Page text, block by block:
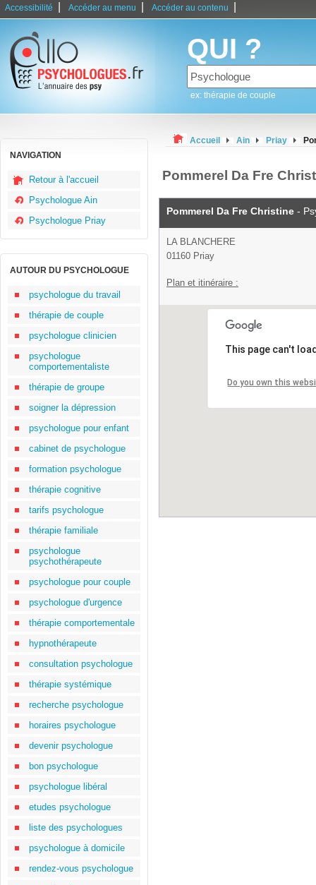
Accessibilité Accéder au menu Accéder au contenu
QUI ?
ex: thérapie de couple
NAVIGATION
Retour à l'accueil
Psychologue Ain
Psychologue Priay
AUTOUR DU PSYCHOLOGUE
psychologue du travail
thérapie de couple
psychologue clinicien
psychologue
comportementaliste
thérapie de groupe
soigner la dépression
psychologue pour enfant
cabinet de psychologue
formation psychologue
thérapie cognitive
tarifs psychologue
thérapie familiale
psychologue
psychothérapeute
psychologue pour couple
psychologue d'urgence
thérapie comportementale
hypnothérapeute
consultation psychologue
thérapie systémique
recherche psychologue
horaires psychologue
devenir psychologue
bon psychologue
psychologue libéral
etudes psychologue
liste des psychologues
psychologue à domicile
rendez-vous psychologue
Accueil Ain Priay
Pommerel Da Fre
Pommerel Da Fre Christine -
LA BLANCHERE
01160 Priay
Plan et itinéraire :
This page can't
Do you own this